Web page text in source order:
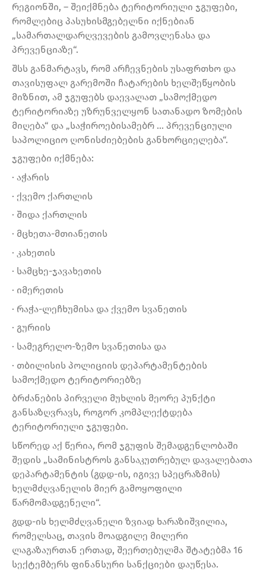
რეგიონში, – შეიქმნება ტერიტორიული ჯგუფები,
რომლებიც პასუხისმგებელნი იქნებიან
„სამართალდარღვევების გამოვლენასა და
პრევენციაზე“.
შსს განმარტავს, რომ არჩევნების უსაფრთხო და
თავისუფალ გარემოში ჩატარების ხელშეწყობის
მიზნით, ამ ჯგუფებს დაევალათ „სამოქმედო
ტერიტორიაზე უზრუნველყონ სათანადო ზომების
მიღება“ და „საჭიროებისამებრ … პრევენციული
საპოლიციო ღონისძიებების განხორციელება“.
ჯგუფები იქმნება:
· აჭარის
· ქვემო ქართლის
· შიდა ქართლის
· მცხეთა-მთიანეთის
· კახეთის
· სამცხე-ჯავახეთის
· იმერეთის
· რაჭა-ლეჩხუმისა და ქვემო სვანეთის
· გურიის
· სამეგრელო-ზემო სვანეთისა და
· თბილისის პოლიციის დეპარტამენტების
სამოქმედო ტერიტორიებზე
ბრძანების პირველი მუხლის მეორე პუნქტი
განსაზღვრავს, როგორ კომპლექტდება
ტერიტორიული ჯგუფები.
სწორედ აქ წერია, რომ ჯგუფის შემადგენლობაში
შედის „სამინისტროს განსაკუთრებულ დავალებათა
დეპარტამენტის (გდდ-ის, იგივე სპეცრაზმის)
ხელმძღვანელის მიერ გამოყოფილი
წარმომადგენელი“.
გდდ-ის ხელმძღვანელი ზვიად ხარაზიშვილია,
რომელსაც, თავის მოადგილე მილერი
ლაგაზაურთან ერთად, შეერთებულმა შტატებმა 16
სექტემბერს ფინანსური სანქციები დაუწესა.